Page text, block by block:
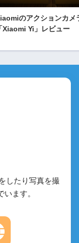
のアクションカメ
「Xiaomi Yi」レビュー
したり写真を撮
ます。